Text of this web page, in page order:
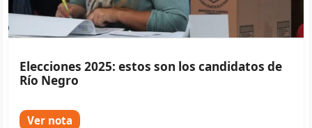
Elecciones 2025: estos son los candidatos de
Río Negro
Ver nota